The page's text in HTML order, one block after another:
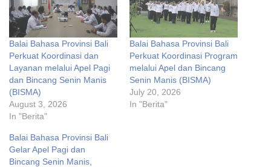
Balai Bahasa Provinsi Bali
Perkuat Koordinasi dan
Layanan melalui Apel Pagi
dan Bincang Senin Manis
(BISMA)
August 3, 2026
In "Berita"
Balai Bahasa Provinsi Bali
Perkuat Koordinasi Program
melalui Apel dan Bincang
Senin Manis (BISMA)
July 20, 2026
In "Berita"
Balai Bahasa Provinsi Bali
Gelar Apel Pagi dan
Bincang Senin Manis,